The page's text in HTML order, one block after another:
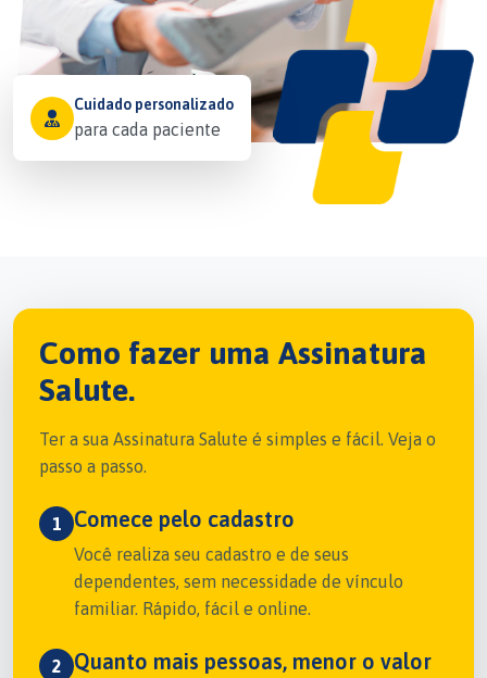
Cuidado personalizado
para cada paciente
Como fazer uma Assinatura
Salute.
Ter a sua Assinatura Salute é simples e fácil. Veja o
passo a passo.
1 Comece pelo cadastro
Você realiza seu cadastro e de seus
dependentes, sem necessidade de vínculo
familiar. Rápido, fácil e online.
2 Quanto mais pessoas, menor o valor